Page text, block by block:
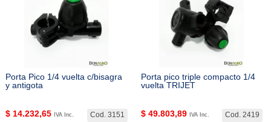
Porta Pico 1/4 vuelta c/bisagra
y antigota
Cod. 3151
$ 14.232,65 IVA Inc.
Porta pico triple compacto 1/4
vuelta TRIJET
Cod. 2419
$ 49.803,89 IVA Inc.